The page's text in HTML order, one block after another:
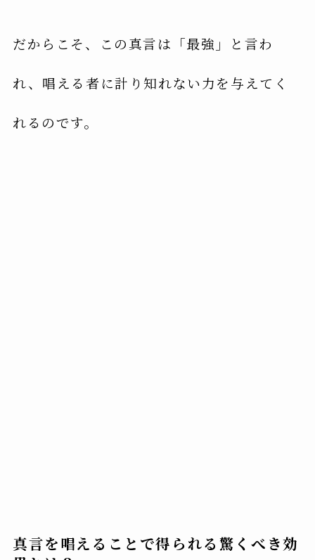
だからこそ、この真言は「最強」と言わ
れ、唱える者に計り知れない力を与えてく
れるのです。
真言を唱えることで得られる驚くべき効